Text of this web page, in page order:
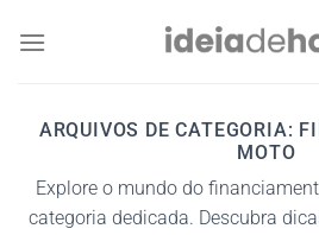
ARQUIVOS DE CATEGORIA:
MOTO
Explore o mundo do
categoria dedicada. Descubra